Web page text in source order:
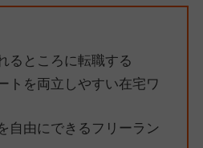
るところに転職する
トを両立しやすい在宅ワ
自由にできるフリーラン